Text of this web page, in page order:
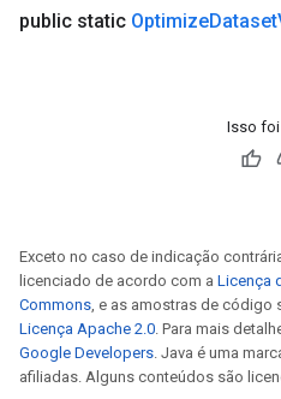
public static OptimizeDataset
Isso foi
Exceto no caso de indicação
licenciado de acordo com a Licença
Commons, e as amostras de código
Licença Apache 2.0. Para mais
Google Developers. Java é uma
afiliadas. Alguns conteúdos são